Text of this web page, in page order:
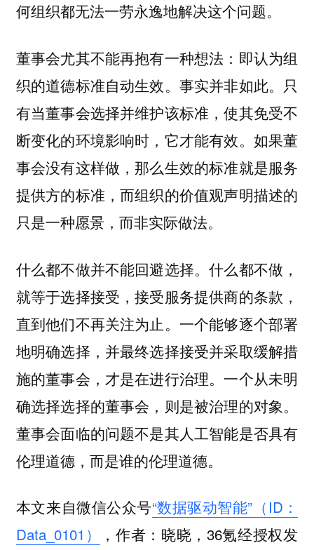
何组织都无法一劳永逸地解决这个问题。
董事会尤其不能再抱有一种想法：即认为组
织的道德标准自动生效。事实并非如此。只
有当董事会选择并维护该标准，使其免受不
断变化的环境影响时，它才能有效。如果董
事会没有这样做，那么生效的标准就是服务
提供方的标准，而组织的价值观声明描述的
只是一种愿景，而非实际做法。
什么都不做并不能回避选择。什么都不做，
就等于选择接受，接受服务提供商的条款，
直到他们不再关注为止。一个能够逐个部署
地明确选择，并最终选择接受并采取缓解措
施的董事会，才是在进行治理。一个从未明
确选择选择的董事会，则是被治理的对象。
董事会面临的问题不是其人工智能是否具有
伦理道德，而是谁的伦理道德。
本文来自微信公众号“数据驱动智能”（ID：
Data_0101）
，作者：晓晓，36氪经授权发